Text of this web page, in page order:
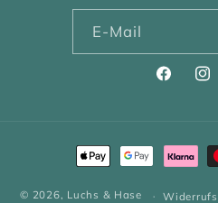
E-Mail
Facebook
Zahlungsmethoden
© 2026, Luchs & Hase